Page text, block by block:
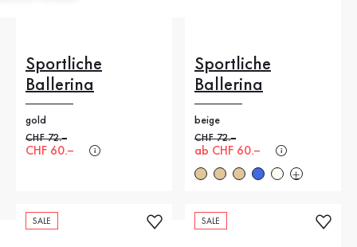
Sportliche
Ballerina
gold
Alter Preis
CHF 72.–
Neuer Preis
CHF 60.–
Sportliche
Ballerina
beige
Alter Preis
CHF 72.–
Neuer Preis
ab CHF 60.–
SALE SALE